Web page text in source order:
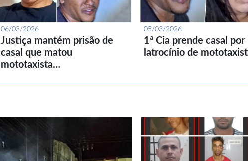
06/03/2026
Justiça mantém prisão de
casal que matou
mototaxista…
05/03/2026
1ª Cia prende casal por
latrocínio de